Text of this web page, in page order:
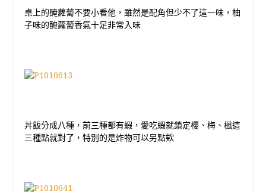
桌上的醃蘿蔔不要小看他，雖然是配角但少不了這一味，柚
子味的醃蘿蔔香氣十足非常入味
丼飯分成八種，前三種都有蝦，愛吃蝦就鎖定櫻、梅、楓這
三種點就對了，特別的是炸物可以另點欸